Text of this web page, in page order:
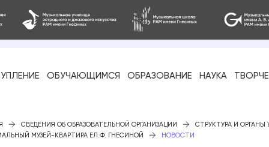
ОБУЧАЮЩИМСЯ ОБРАЗОВАНИЕ НАУКА
СВЕДЕНИЯ ОБ ОБРАЗОВАТЕЛЬНОЙ ОРГАНИЗАЦИИ
СТРУКТУРА И ОРГАНЫ
МУЗЕЙ-КВАРТИРА ЕЛ.Ф. ГНЕСИНОЙ
НОВОСТИ